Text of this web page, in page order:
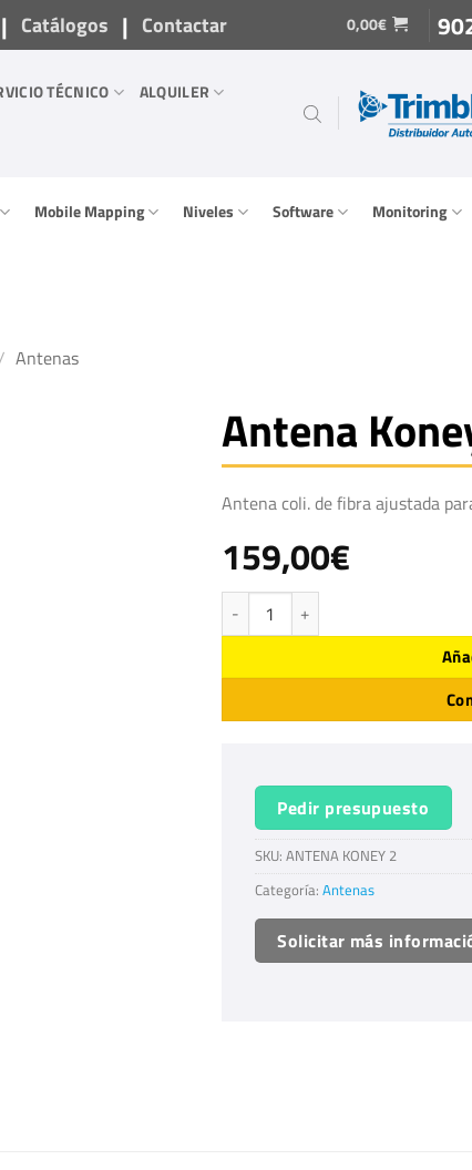
| Catálogos | Contactar 0,00€
TÉCNICO
ALQUILER
Mobile Mapping Niveles Software Monitoring
Antenas
Antena
Antena coli. de fibra ajustada
159,00€
Antena Koney 2 cantidad
Pedir presupuesto
SKU: ANTENA KONEY 2
Categoría: Antenas
Solicitar más